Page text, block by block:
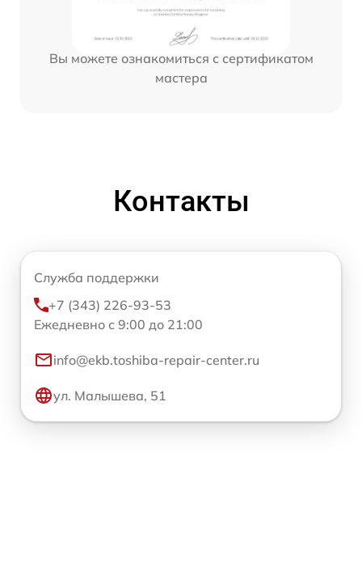
Вы можете ознакомиться с сертификатом
мастера
Контакты
Служба поддержки
+7 (343) 226-93-53
Ежедневно с 9:00 до 21:00
info@ekb.toshiba-repair-center.ru
ул. Малышева, 51